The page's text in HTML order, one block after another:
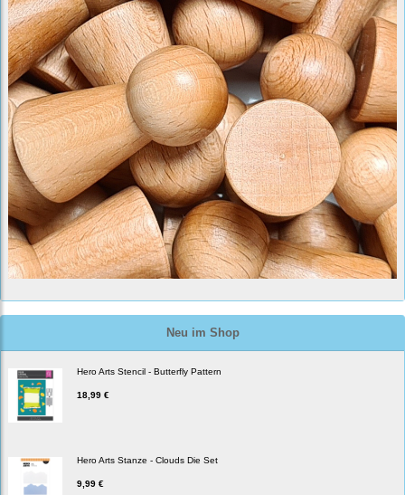
Neu im Shop
Hero Arts Stencil - Butterfly Pattern
18,99 €
Hero Arts Stanze - Clouds Die Set
9,99 €